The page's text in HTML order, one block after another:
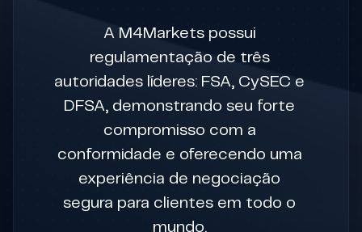
A M4Markets possui
regulamentação de três
autoridades líderes: FSA, CySEC e
DFSA, demonstrando seu forte
compromisso com a
conformidade e oferecendo uma
experiência de negociação
segura para clientes em todo o
mundo.